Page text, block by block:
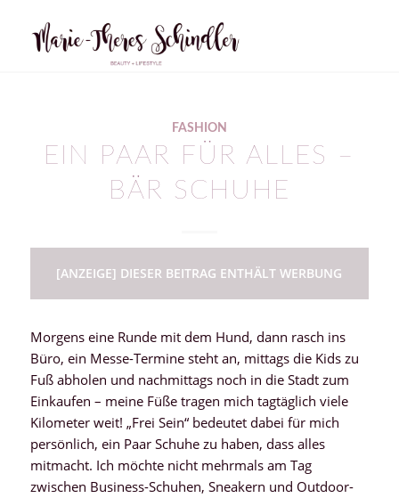
FASHION
EIN PAAR FÜR ALLES –
BÄR SCHUHE
[ANZEIGE] DIESER BEITRAG ENTHÄLT WERBUNG
Morgens eine Runde mit dem Hund, dann rasch ins
Büro, ein Messe-Termine steht an, mittags die Kids zu
Fuß abholen und nachmittags noch in die Stadt zum
Einkaufen – meine Füße tragen mich tagtäglich viele
Kilometer weit! „Frei Sein“ bedeutet dabei für mich
persönlich, ein Paar Schuhe zu haben, dass alles
mitmacht. Ich möchte nicht mehrmals am Tag
zwischen Business-Schuhen, Sneakern und Outdoor-